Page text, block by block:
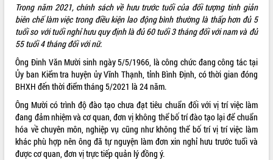
SỞ, BAN, NGÀNH
UBND CÁC XÃ, PHƯỜNG
THÔNG TIN CHỈ ĐẠO ĐIỀU HÀNH
HỆ THỐNG VĂN BẢN
VĂN BẢN HĐND TỈNH
ĐIỂM TIN VĂN BẢN
Trong năm 2021, chính sách về hưu trước tuổi của đối tượng tinh giản
biên chế làm việc trong điều kiện lao động bình thường là thấp hơn đủ 5
tuổi so với tuổi nghỉ hưu quy định là đủ 60 tuổi 3 tháng đối với nam và đủ
55 tuổi 4 tháng đối với nữ.
Ông Đinh Văn Mười sinh ngày 5/5/1966, là công chức đang công tác tại
Ủy ban Kiểm tra huyện ủy Vĩnh Thạnh, tỉnh Bình Định, có thời gian đóng
BHXH đến thời điểm tháng 5/2021 là 24 năm.
Ông Mười có trình độ đào tạo chưa đạt tiêu chuẩn đối với vị trí việc làm
đang đảm nhiệm và cơ quan, đơn vị không thể bố trí đào tạo lại để chuẩn
hóa về chuyên môn, nghiệp vụ cũng như không thể bố trí vị trí việc làm
khác phù hợp nên ông đã tự nguyện làm đơn xin nghỉ hưu trước tuổi và
được cơ quan, đơn vị trực tiếp quản lý đồng ý.